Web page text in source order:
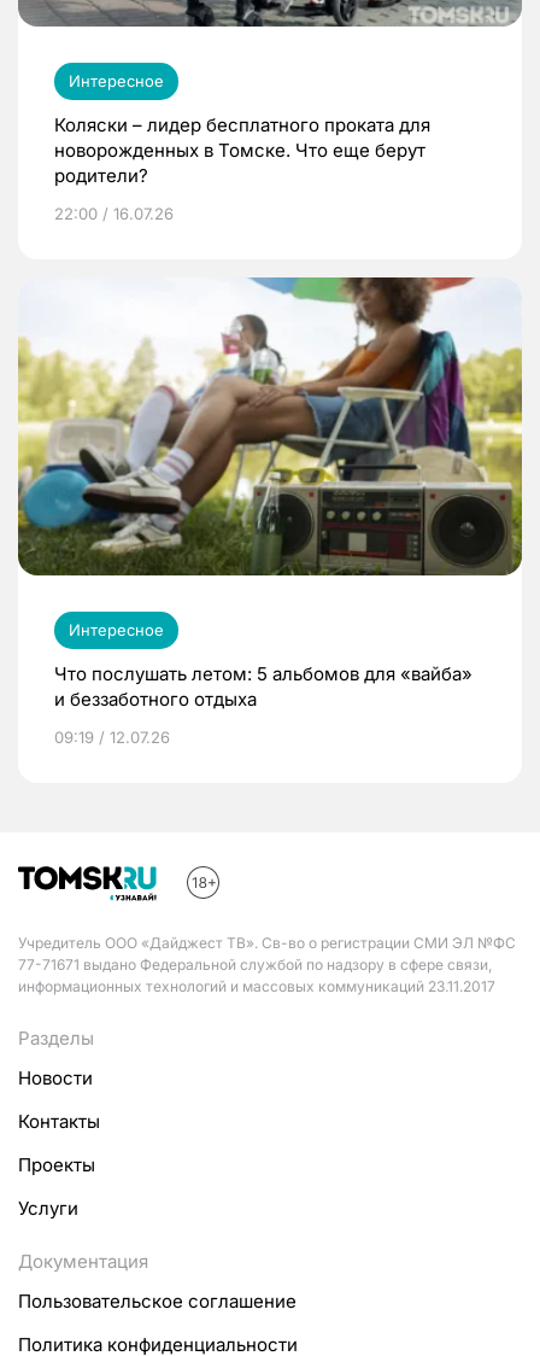
Интересное
Коляски – лидер бесплатного проката для
новорожденных в Томске. Что еще берут
родители?
22:00 / 16.07.26
Интересное
Что послушать летом: 5 альбомов для «вайба»
и беззаботного отдыха
09:19 / 12.07.26
Учредитель ООО «Дайджест ТВ». Св-во о регистрации СМИ ЭЛ №ФС
77-71671 выдано Федеральной службой по надзору в сфере связи,
информационных технологий и массовых коммуникаций 23.11.2017
Разделы
Новости
Контакты
Проекты
Услуги
Документация
Пользовательское соглашение
Политика конфиденциальности